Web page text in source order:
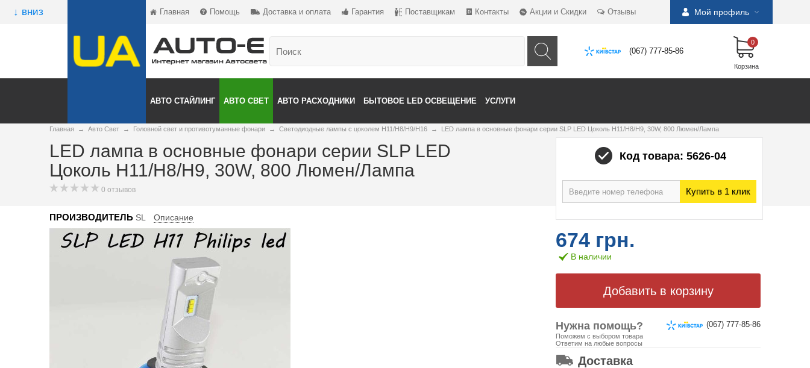
↓ вниз Главная Помощь Доставка и оплата Гарантия Поставщикам Контакты Акции и Скидки Отзывы Мой профиль
(067) 777-85-86
0
Корзина
АВТО СТАЙЛИНГ АВТО СВЕТ АВТО РАСХОДНИКИ БЫТОВОЕ LED ОСВЕЩЕНИЕ УСЛУГИ
Главная → Авто Свет → Головной свет и противотуманные фонари → Светодиодные лампы с цоколем H11/H8/H9/H16 → LED лампа в основные фонари серии SLP LED Цоколь Н11/H8/H9, 30W, 800 Люмен/Лампа
LED лампа в основные фонари серии SLP LED
Цоколь Н11/H8/H9, 30W, 800 Люмен/Лампа
0 отзывов
ПРОИЗВОДИТЕЛЬ SL Описание
Код товара: 5626-04
Купить в 1 клик
674 грн.
В наличии
Нужна помощь?
Поможем с выбором товара
Ответим на любые вопросы
(067) 777-85-86
ОТ 499 ГРН. БЕСПЛАТНАЯ!
Доставка